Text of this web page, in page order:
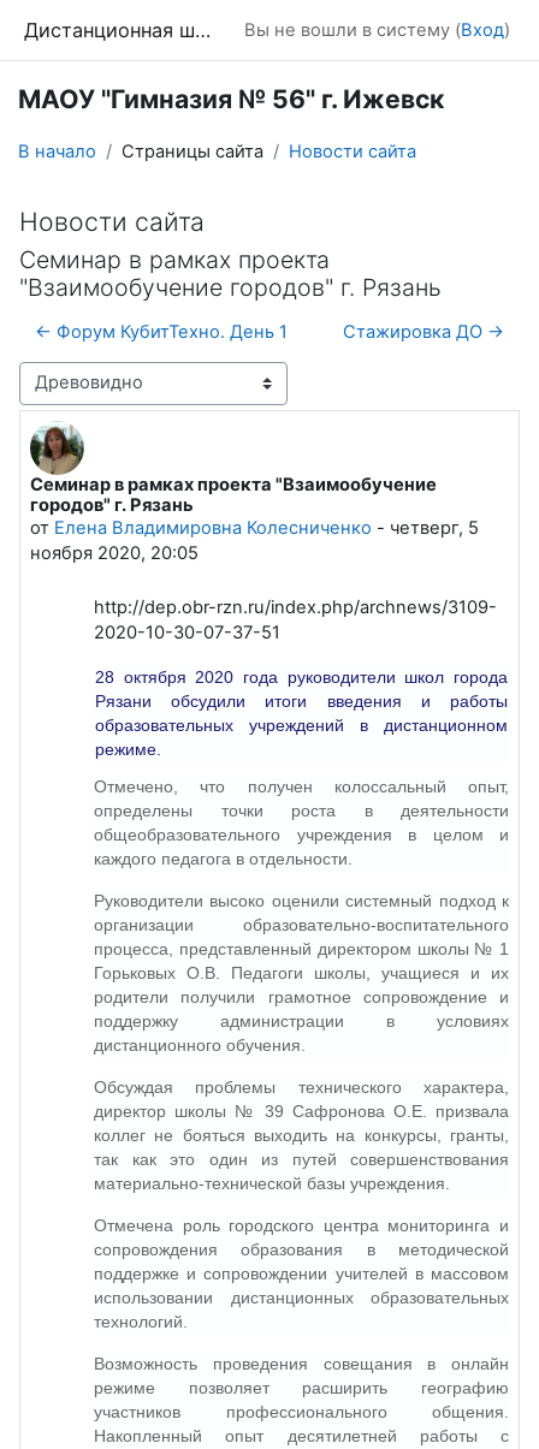
Дистанционная школа Вы не вошли в систему (Вход)
МАОУ "Гимназия № 56" г. Ижевск
В начало Страницы сайта Новости сайта
Новости сайта
Семинар в рамках проекта
"Взаимообучение городов" г. Рязань
← Форум КубитТехно. День 1 Стажировка ДО →
Режим отображения
Семинар в рамках проекта "Взаимообучение
городов" г. Рязань
от Елена Владимировна Колесниченко - четверг, 5
ноября 2020, 20:05
Количество ответов: 0
http://dep.obr-rzn.ru/index.php/archnews/3109-
2020-10-30-07-37-51
28 октября 2020 года руководители школ города
Рязани обсудили итоги введения и работы
образовательных учреждений в дистанционном
режиме.
Отмечено, что получен колоссальный опыт,
определены точки роста в деятельности
общеобразовательного учреждения в целом и
каждого педагога в отдельности.
Руководители высоко оценили системный подход к
организации образовательно-воспитательного
процесса, представленный директором школы № 1
Горьковых О.В. Педагоги школы, учащиеся и их
родители получили грамотное сопровождение и
поддержку администрации в условиях
дистанционного обучения.
Обсуждая проблемы технического характера,
директор школы № 39 Сафронова О.Е. призвала
коллег не бояться выходить на конкурсы, гранты,
так как это один из путей совершенствования
материально-технической базы учреждения.
Отмечена роль городского центра мониторинга и
сопровождения образования в методической
поддержке и сопровождении учителей в массовом
использовании дистанционных образовательных
технологий.
Возможность проведения совещания в онлайн
режиме позволяет расширить географию
участников профессионального общения.
Накопленный опыт десятилетней работы с